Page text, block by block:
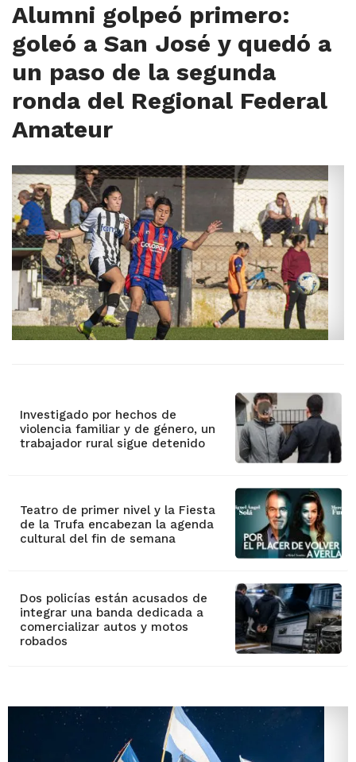
Alumni golpeó primero:
goleó a San José y quedó a
un paso de la segunda
ronda del Regional Federal
Amateur
Investigado por hechos de
violencia familiar y de género, un
trabajador rural sigue detenido
Teatro de primer nivel y la Fiesta
de la Trufa encabezan la agenda
cultural del fin de semana
Dos policías están acusados de
integrar una banda dedicada a
comercializar autos y motos
robados